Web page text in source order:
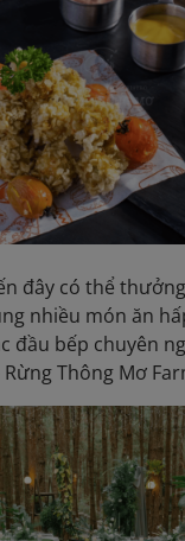
đây có thể
nhiều món ăn
đầu bếp chuyên
Rừng Thông Mơ